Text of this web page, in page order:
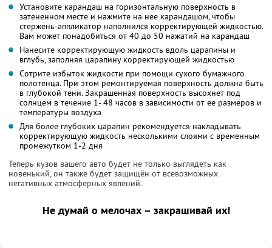
Установите карандаш на горизонтальную поверхность в
затененном месте и нажмите на нее карандашом, чтобы
стержень-аппликатор наполнился корректирующей жидкостью.
Вам может понадобиться от 40 до 50 нажатий на карандаш
Нанесите корректирующую жидкость вдоль царапины и
вглубь, заполняя царапину корректирующей жидкостью
Сотрите избыток жидкости при помощи сухого бумажного
полотенца. При этом ремонтируемая поверхность должна быть
в глубокой тени. Закрашенная поверхность высохнет под
солнцем в течение 1- 48 часов в зависимости от ее размеров и
температуры воздуха
Для более глубоких царапин рекомендуется накладывать
корректирующую жидкость несколькими слоями с временным
промежутком 1-2 дня
Теперь кузов вашего авто будет не только выглядеть как
новенький, он также будет защищён от всевозможных
негативных атмосферных явлений.
Не думай о мелочах – закрашивай их!